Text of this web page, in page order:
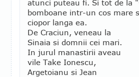
atunci puteau fi. Si tot de la
bomboane intr-un cos mare
ciopor langa ea.
De Craciun, veneau la
Sinaia si domnii cei mari.
In jurul manastirii aveau
vile Take Ionescu,
Argetoianu si Jean